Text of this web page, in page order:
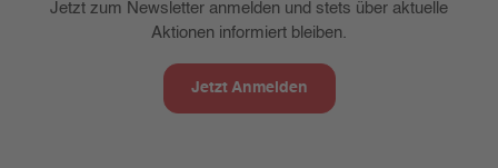
Jetzt zum Newsletter anmelden und stets über aktuelle
Aktionen informiert bleiben.
Jetzt Anmelden